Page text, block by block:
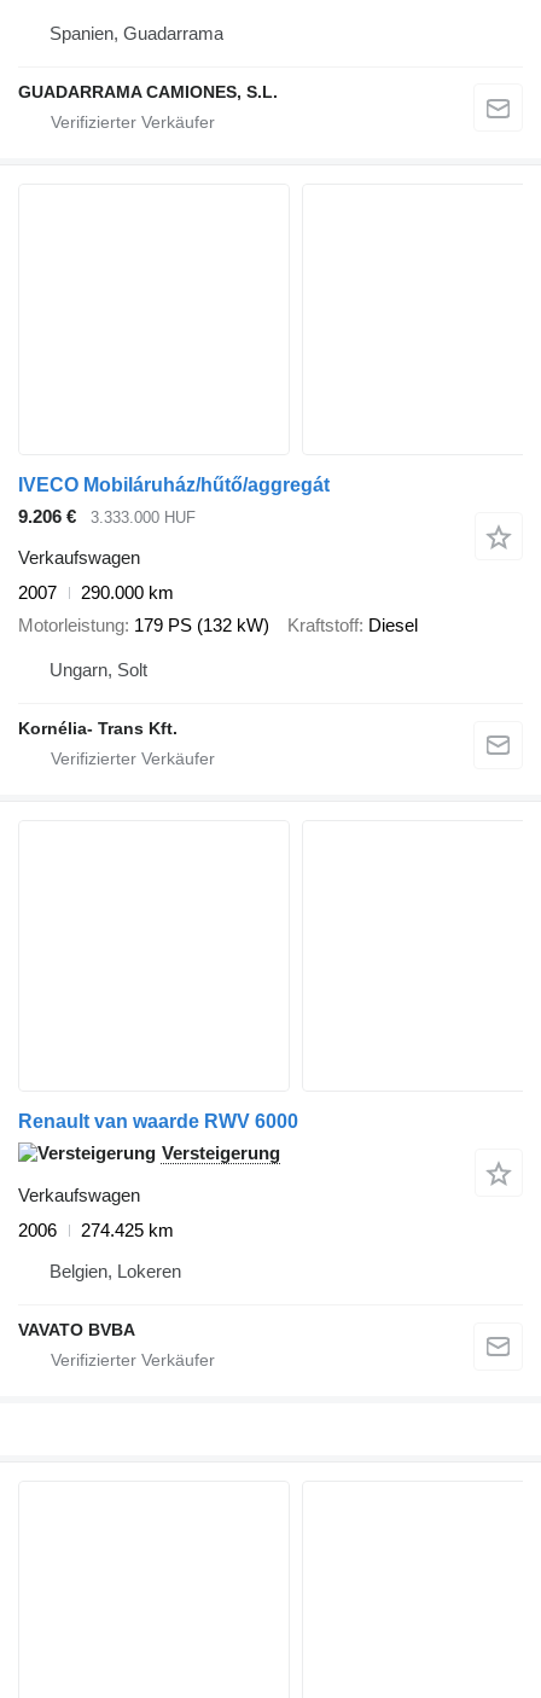
Spanien, Guadarrama
GUADARRAMA CAMIONES, S.L.
IVECO Mobiláruház/hűtő/aggregát
9.206 €
3.333.000 HUF
Verkaufswagen
2007
290.000 km
Motorleistung 179 PS (132 kW) Kraftstoff Diesel
Ungarn, Solt
Kornélia- Trans Kft.
Renault van waarde RWV 6000
Versteigerung
Verkaufswagen
2006
274.425 km
Belgien, Lokeren
VAVATO BVBA